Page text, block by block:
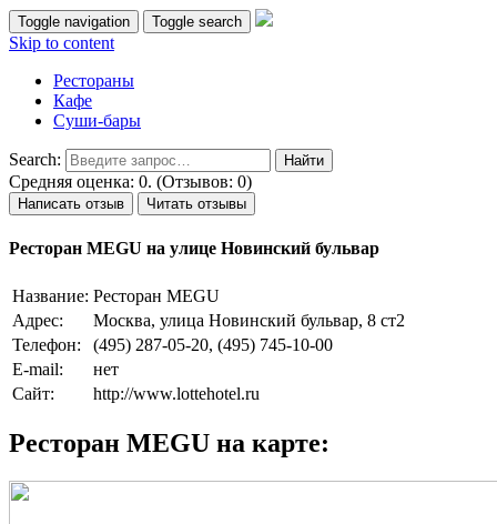
Toggle navigation Toggle search
Skip to content
Рестораны
Кафе
Суши-бары
Search:
Средняя оценка: 0. (Отзывов: 0)
Написать отзыв Читать отзывы
Ресторан MEGU на улице Новинский бульвар
Название: Ресторан MEGU
Адрес:
Москва, улица Новинский бульвар, 8 cт2
Телефон:
(495) 287-05-20, (495) 745-10-00
E-mail:
нет
Сайт:
http://www.lottehotel.ru
Ресторан MEGU на карте: